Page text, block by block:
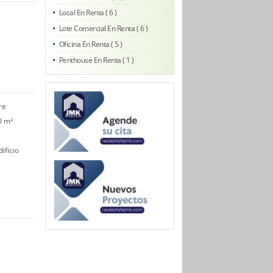
m²
Local En Renta ( 6 )
Lote Comercial En Renta ( 6 )
Oficina En Renta ( 5 )
Penthouse En Renta ( 1 )